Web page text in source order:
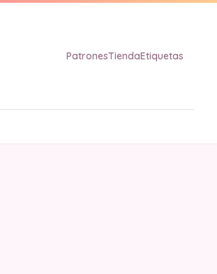
PatronesTiendaEtiquetas